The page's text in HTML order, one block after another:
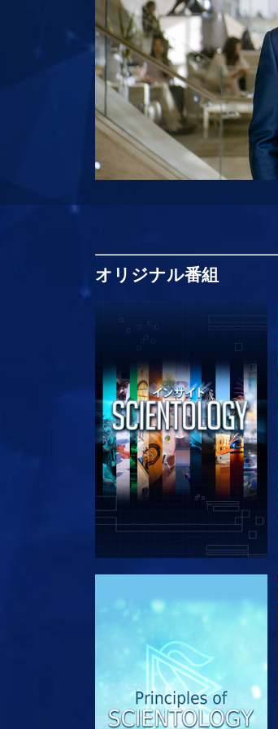
オリジナル番組
シリーズを探求